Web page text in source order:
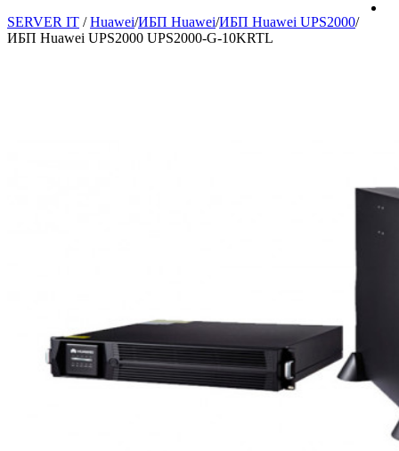
SERVER IT / Huawei/ИБП Huawei/ИБП Huawei UPS2000/
ИБП Huawei UPS2000 UPS2000-G-10KRTL